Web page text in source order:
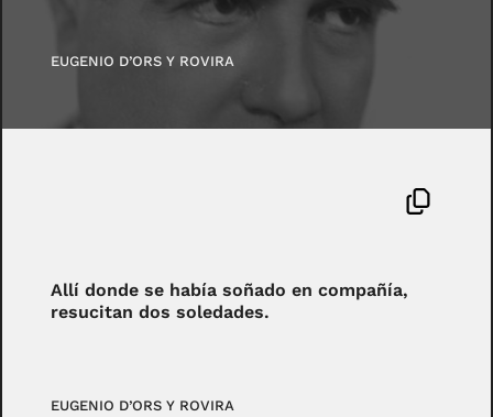
EUGENIO D’ORS Y ROVIRA
Allí donde se había soñado en compañía,
resucitan dos soledades.
EUGENIO D’ORS Y ROVIRA